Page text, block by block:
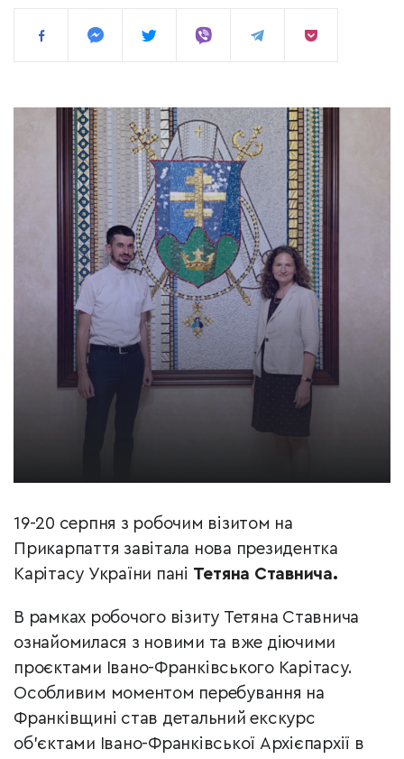
19-20 серпня з робочим візитом на
Прикарпаття завітала нова президентка
Карітасу України пані Тетяна Ставнича.
В рамках робочого візиту Тетяна Ставнича
ознайомилася з новими та вже діючими
проєктами Івано-Франківського Карітасу.
Особливим моментом перебування на
Франківщині став детальний екскурс
об’єктами Івано-Франківської Архієпархії в